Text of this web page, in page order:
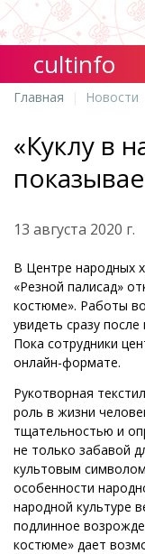
cultinfo
Главная Новости
«Куклу в
13 августа 2020 г.
В Центре народных
«Резной палисад»
костюме». Работы
увидеть сразу
Пока сотрудники
онлайн-формате.
Рукотворная
роль в жизни
тщательностью и
не только забавой
культовым
особенности
народной культуре
подлинное
костюме» дает